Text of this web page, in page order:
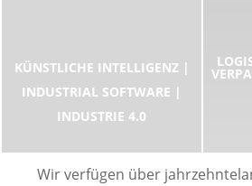
KÜNSTLICHE INTELLIGENZ |
INDUSTRIAL SOFTWARE |
INDUSTRIE 4.0
Wir verfügen über